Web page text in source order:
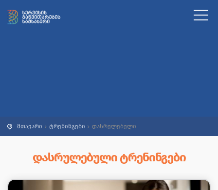
მთავარი ტრენინგები დასრულებული
ᲓᲐᲡᲠᲣᲚᲔᲑᲣᲚᲘ ᲢᲠᲔᲜᲘᲜᲒᲔᲑᲘ